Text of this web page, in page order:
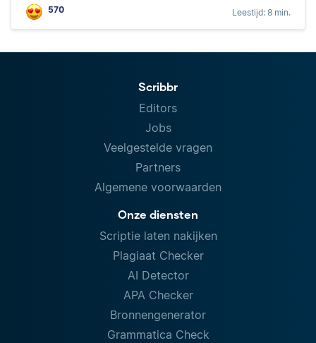
570 Leestijd: 8 min.
Scribbr
Editors
Jobs
Veelgestelde vragen
Partners
Algemene voorwaarden
Onze diensten
Scriptie laten nakijken
Plagiaat Checker
AI Detector
APA Checker
Bronnengenerator
Grammatica Check